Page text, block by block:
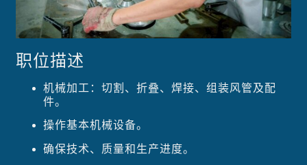
职位描述
机械加工：切割、折叠、焊接、组装风管及配
件。
操作基本机械设备。
确保技术、质量和生产进度。